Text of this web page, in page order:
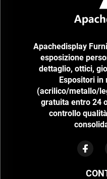
Apachedisplay
esposizione
dettaglio, ottici,
Espositori
(acrilico/metallo/
gratuita entro 24
controllo